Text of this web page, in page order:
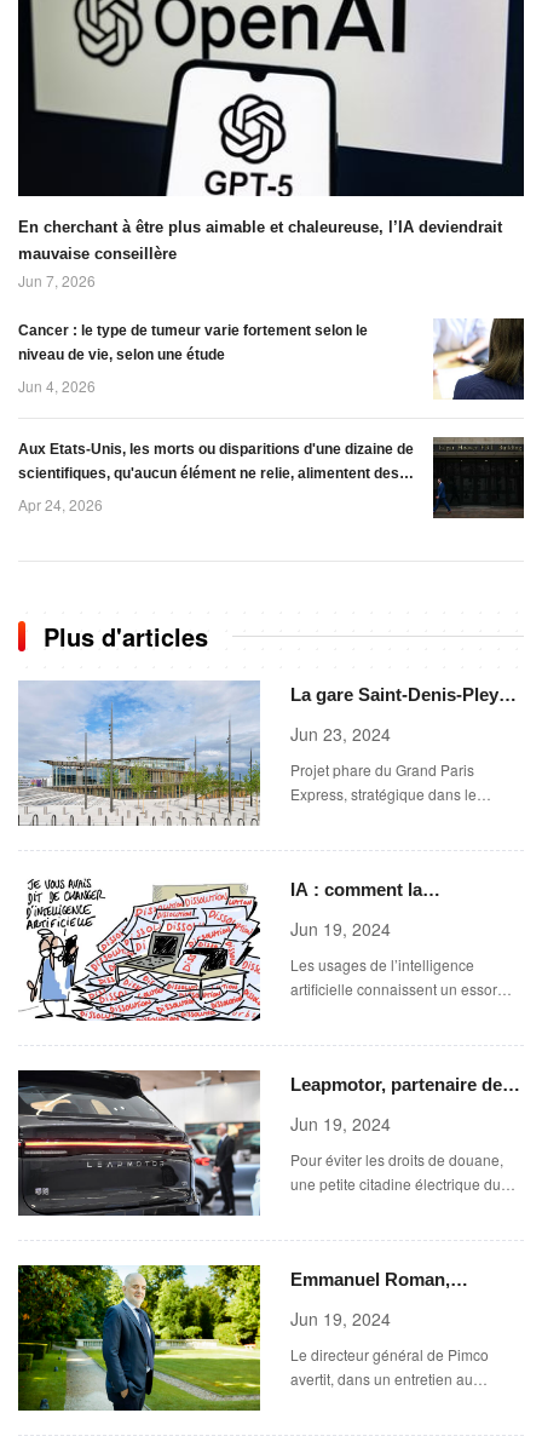
prendre un peu de
hauteur... Un
habitant du
Lapointe,a repéré
le premier
Européen à
prendre part à une
mission du
Artémis de la Nas
En cherchant à être plus aimable et chaleureuse, l’IA deviendrait
mauvaise conseillère
Jun 7, 2026
Cancer : le type de tumeur varie fortement selon le
niveau de vie, selon une étude
Jun 4, 2026
Aux Etats-Unis, les morts ou disparitions d'une dizaine de
scientifiques, qu'aucun élément ne relie, alimentent des
spéculations jusqu'à déclencher une enquête du FBI
Apr 24, 2026
Plus d'articles
La gare Saint-Denis-Pleyel,
joyau du métro du Grand
Jun 23, 2024
Projet phare du Grand Paris
Express, stratégique dans le
par Emmanuel Macron.
IA : comment la
technologie intègre peu à
et professionnelles
Jun 19, 2024
Les usages de l’intelligence
artificielle connaissent un essor
sociales ou encore les
Tous ne se valent pas.
Leapmotor, partenaire de
Stellantis, devient le
chinois à assembler des
Jun 19, 2024
Pour éviter les droits de douane,
une petite citadine électrique du
Emmanuel Roman,
directeur général du
au monde : « Une politique
Jun 19, 2024
Le directeur général de Pimco
avertit, dans un entretien au